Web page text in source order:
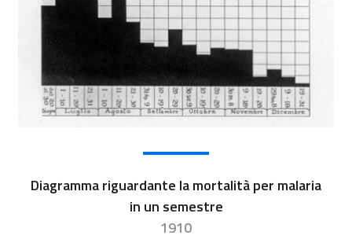
Diagramma riguardante la mortalità per malaria
in un semestre
1910